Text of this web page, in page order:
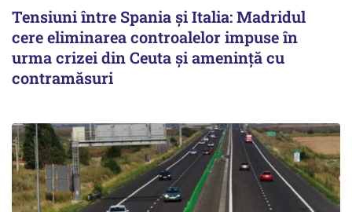
Tensiuni între Spania și Italia: Madridul
cere eliminarea controalelor impuse în
urma crizei din Ceuta și amenință cu
contramăsuri